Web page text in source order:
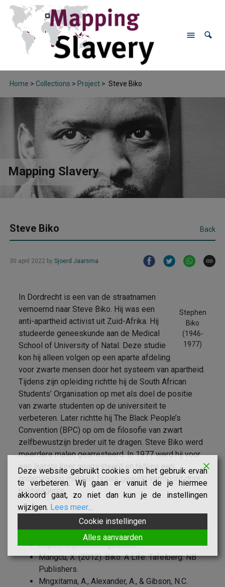
Home > Collections > Project> Steve Biko
Mapping Slavery
Steve Biko Back
30 april 2022 by Sjoerd Jaarsma
Stephen
Biko
(1946-
1977)
In Dordrecht is een van de straatnamen
vernoemd naar Steve Biko. Hij was een
anti-apartheid activist uit Zuid-Afrika. Hij
studeerde geneeskunde aan de Medical
School of University of Natal. Deze studie
kon hij alleen volgen op een aparte afdeling
voor zwarte mensen door het systeem van apartheid.
Tijdens zijn opleiding richtte hij de South African
Students’ Organisation op met als doel de positie
van zwarte studenten op de universiteit te
verbeteren. Later richtte hij The Black People’s
Convention (BPC) op om de filosofie van zwart
zelfbewustzijn breder uit te dragen. Steve Biko werd
meerdere malen gearresteerd. In 1977 werd hij voor
een laatste keer gearresteerd en tijdens een
ondervraging middels fysiek geweld vermoord door
politieagente.
https://tegenhetvergeten.nl/.
Mangcu, X. (2012). Biko: A Life. Tafelberg: NB
Publishers.
Mngxitama, A., Alexander, A., & Gibson, N.C.
Deze website gebruikt cookies om het gebruik ervan
te verbeteren. Wij gaan er vanuit de je hiermee
akkoord gaat, zo niet dan kun je de instellingen
wijzigen. Lees meer...
Cookie instellingen
Alles aanvaarden